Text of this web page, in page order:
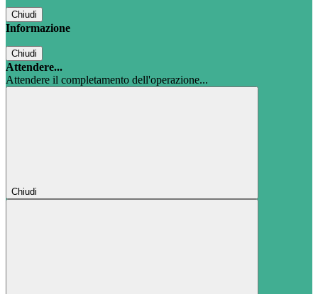
Chiudi
Informazione
Chiudi
Attendere...
Attendere il completamento dell'operazione...
Chiudi